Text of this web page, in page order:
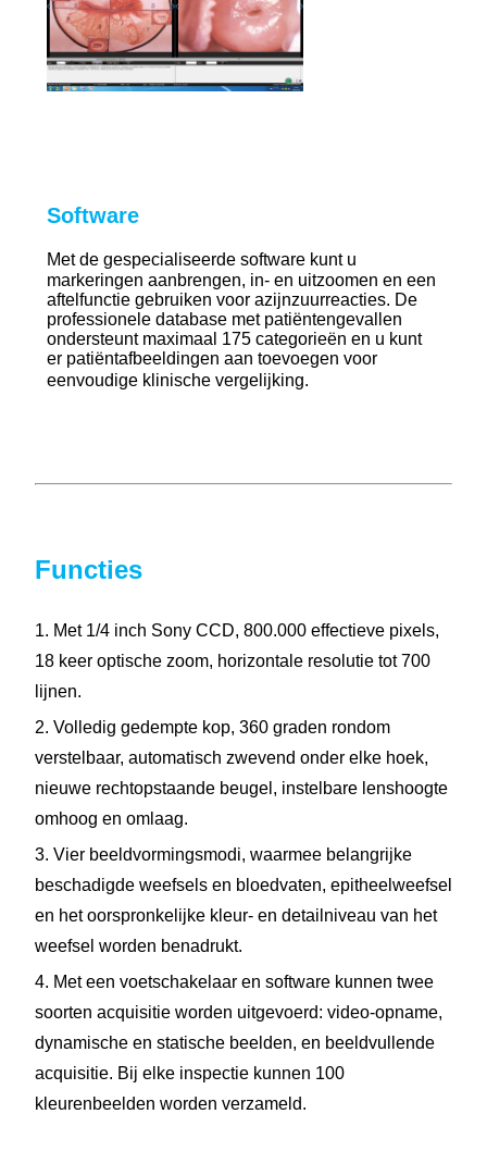
Software
Met de gespecialiseerde software kunt u
markeringen aanbrengen, in- en uitzoomen en een
aftelfunctie gebruiken voor azijnzuurreacties. De
professionele database met patiëntengevallen
ondersteunt maximaal 175 categorieën en u kunt
er patiëntafbeeldingen aan toevoegen voor
eenvoudige klinische vergelijking.
Functies
1. Met 1/4 inch Sony CCD, 800.000 effectieve pixels,
18 keer optische zoom, horizontale resolutie tot 700
lijnen.
2. Volledig gedempte kop, 360 graden rondom
verstelbaar, automatisch zwevend onder elke hoek,
nieuwe rechtopstaande beugel, instelbare lenshoogte
omhoog en omlaag.
3. Vier beeldvormingsmodi, waarmee belangrijke
beschadigde weefsels en bloedvaten, epitheelweefsel
en het oorspronkelijke kleur- en detailniveau van het
weefsel worden benadrukt.
4. Met een voetschakelaar en software kunnen twee
soorten acquisitie worden uitgevoerd: video-opname,
dynamische en statische beelden, en beeldvullende
acquisitie. Bij elke inspectie kunnen 100
kleurenbeelden worden verzameld.